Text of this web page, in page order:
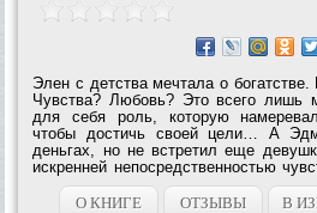
Элен с детства мечтала о
Чувства? Любовь? Это всего лишь
для себя роль, которую
чтобы достичь своей цели… А
деньгах, но не встретил еще
искренней непосредственностью
два одиноких сердца, и что-то
Однако Элен, уже лишь...
О КНИГЕ ОТЗЫВЫ В